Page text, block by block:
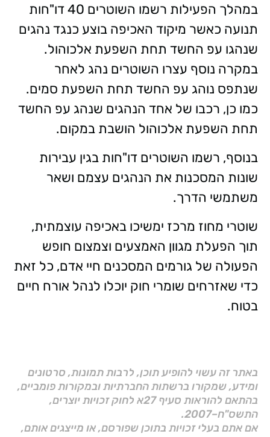
במהלך הפעילות רשמו השוטרים 40 דו"חות
תנועה כאשר מיקוד האכיפה בוצע כנגד נהגים
שנהגו עפ החשד תחת השפעת אלכוהול.
במקרה נוסף עצרו השוטרים נהג לאחר
שנתפס נוהג עפ החשד תחת השפעת סמים.
כמו כן, רכבו של אחד הנהגים שנהג עפ החשד
תחת השפעת אלכוהול הושבת במקום.
בנוסף, רשמו השוטרים דו"חות בגין עבירות
שונות המסכנות את הנהגים עצמם ושאר
משתמשי הדרך.
שוטרי מחוז מרכז ימשיכו באכיפה עוצמתית,
תוך הפעלת מגוון האמצעים וצמצום חופש
הפעולה של גורמים המסכנים חיי אדם, כל זאת
כדי שאזרחים שומרי חוק יוכלו לנהל אורח חיים
בטוח.
באתר זה עשוי להופיע תוכן, לרבות תמונות, סרטונים
ומידע, שמקורו ברשתות החברתיות ובמקורות פומביים,
בהתאם להוראות סעיף 27א לחוק זכויות יוצרים,
התשס"ח–2007.
אם אתם בעלי זכויות בתוכן שפורסם, או מייצגים אותם,